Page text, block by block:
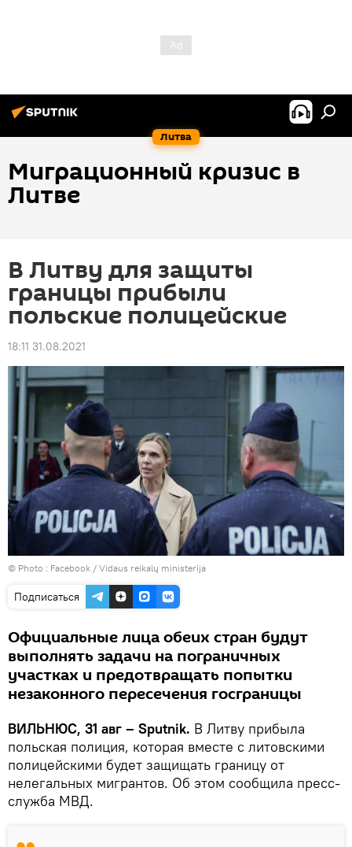
Литва
Миграционный кризис в
Литве
В Литву для защиты
границы прибыли
польские полицейские
18:11 31.08.2021
© Photo : Facebook / Vidaus reikalų ministerija
Подписаться
Официальные лица обеих стран будут
выполнять задачи на пограничных
участках и предотвращать попытки
незаконного пересечения госграницы
ВИЛЬНЮС, 31 авг – Sputnik. В Литву прибыла
польская полиция, которая вместе с литовскими
полицейскими будет защищать границу от
нелегальных мигрантов. Об этом сообщила пресс-
служба МВД.